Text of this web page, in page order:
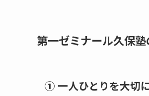
第一ゼミナール久保
① 一人ひとりを大切